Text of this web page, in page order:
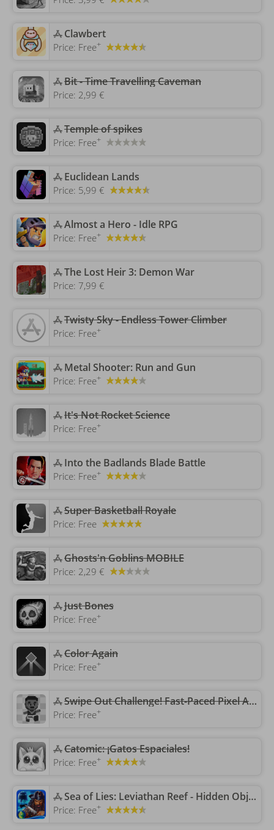
‎Clawbert
Price: Free+
‎Bit - Time Travelling Caveman
Price: 2,99 €
Temple of spikes
Price: Free+
‎Euclidean Lands
Price: 5,99 €
‎Almost a Hero - Idle RPG
Price: Free+
‎The Lost Heir 3: Demon War
Price: 7,99 €
‎Twisty Sky - Endless Tower Climber
Price: Free+
‎Metal Shooter: Run and Gun
Price: Free+
‎It's Not Rocket Science
Price: Free+
‎Into the Badlands Blade Battle
Price: Free+
Super Basketball Royale
Price: Free
‎Ghosts'n Goblins MOBILE
Price: 2,29 €
Just Bones
Price: Free+
‎Color Again
Price: Free+
Swipe Out Challenge! Fast-Paced Pixel Art Game
Price: Free+
Catomic: ¡Gatos Espaciales!
Price: Free+
‎Sea of Lies: Leviathan Reef - Hidden Objects
Price: Free+